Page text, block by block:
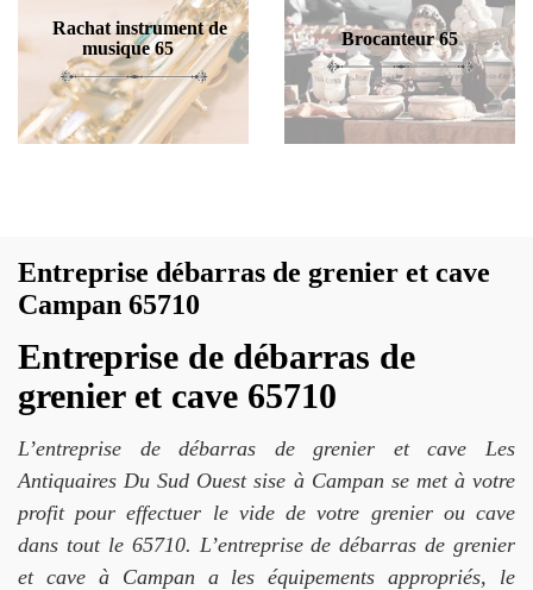
Rachat instrument de
musique 65
Brocanteur 65
Entreprise débarras de grenier et cave
Campan 65710
Entreprise de débarras de
grenier et cave 65710
L’entreprise de débarras de grenier et cave Les
Antiquaires Du Sud Ouest sise à Campan se met à votre
profit pour effectuer le vide de votre grenier ou cave
dans tout le 65710. L’entreprise de débarras de grenier
et cave à Campan a les équipements appropriés, le